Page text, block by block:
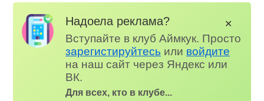
Надоела реклама?
Вступайте в клуб Аймкук. Просто
зарегистируйтесь или войдите
на наш сайт через Яндекс или
ВК.
Для всех, кто в клубе...
✕